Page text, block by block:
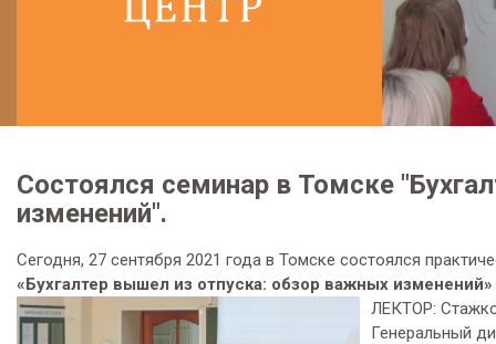
Состоялся семинар в Томске
изменений".
Сегодня, 27 сентября 2021 года в Томске состоялся
«Бухгалтер вышел из отпуска: обзор важных изменений»
ЛЕКТОР:
Генеральный